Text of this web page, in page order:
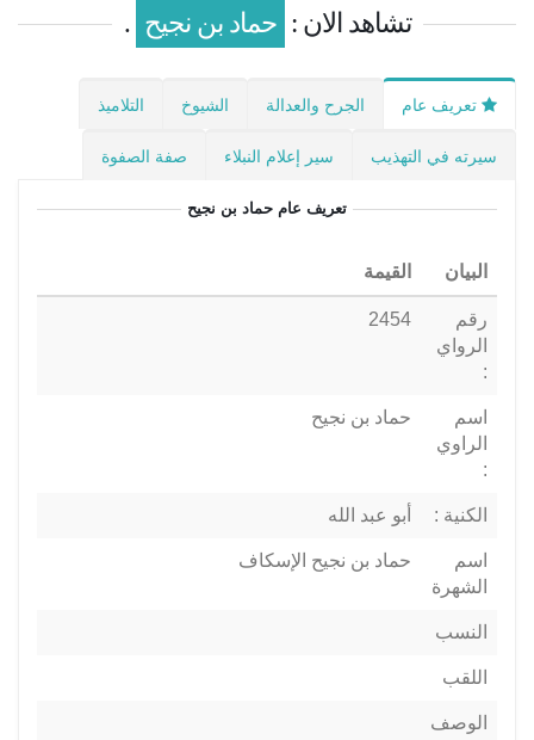
تشاهد الان : حماد بن نجيح .
تعريف عام الجرح والعدالة الشيوخ التلاميذ
سيرته في التهذيب سير إعلام النبلاء صفة الصفوة
تعريف عام حماد بن نجيح
البيان القيمة
رقم
الرواي
:
2454
اسم
الراوي
:
حماد بن نجيح
الكنية : أبو عبد الله
اسم
الشهرة
حماد بن نجيح الإسكاف
النسب
اللقب
الوصف